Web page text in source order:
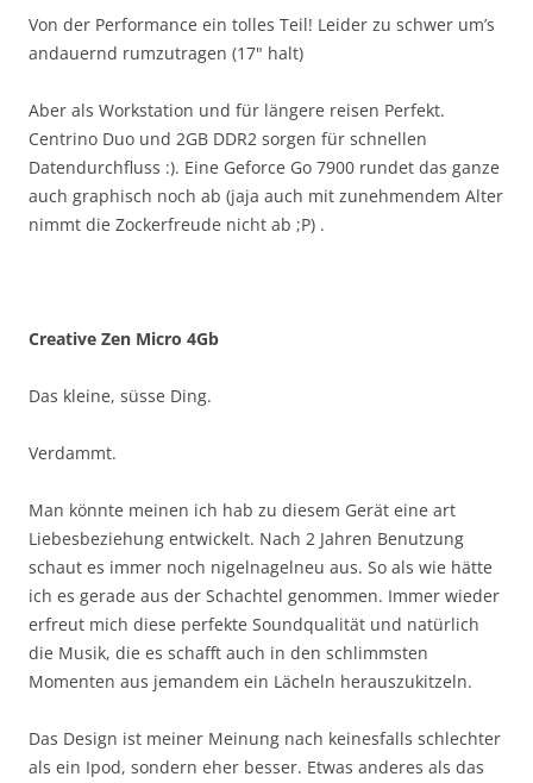
Von der Performance ein tolles Teil! Leider zu schwer um’s
andauernd rumzutragen (17" halt)
Aber als Workstation und für längere reisen Perfekt.
Centrino Duo und 2GB DDR2 sorgen für schnellen
Datendurchfluss :). Eine Geforce Go 7900 rundet das ganze
auch graphisch noch ab (jaja auch mit zunehmendem Alter
nimmt die Zockerfreude nicht ab ;P) .
Creative Zen Micro 4Gb
Das kleine, süsse Ding.
Verdammt.
Man könnte meinen ich hab zu diesem Gerät eine art
Liebesbeziehung entwickelt. Nach 2 Jahren Benutzung
schaut es immer noch nigelnagelneu aus. So als wie hätte
ich es gerade aus der Schachtel genommen. Immer wieder
erfreut mich diese perfekte Soundqualität und natürlich
die Musik, die es schafft auch in den schlimmsten
Momenten aus jemandem ein Lächeln herauszukitzeln.
Das Design ist meiner Meinung nach keinesfalls schlechter
als ein Ipod, sondern eher besser. Etwas anderes als das